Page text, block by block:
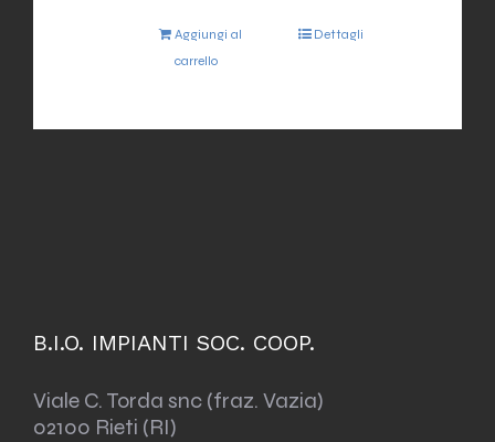
Aggiungi al
carrello
Dettagli
B.I.O. IMPIANTI SOC. COOP.
Viale C. Torda snc (fraz. Vazia)
02100 Rieti (RI)